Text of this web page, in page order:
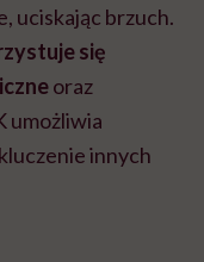
uciskając brzuch.
się
oraz
umożliwia
innych